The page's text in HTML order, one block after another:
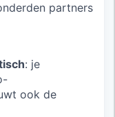
partners
: je
ook de